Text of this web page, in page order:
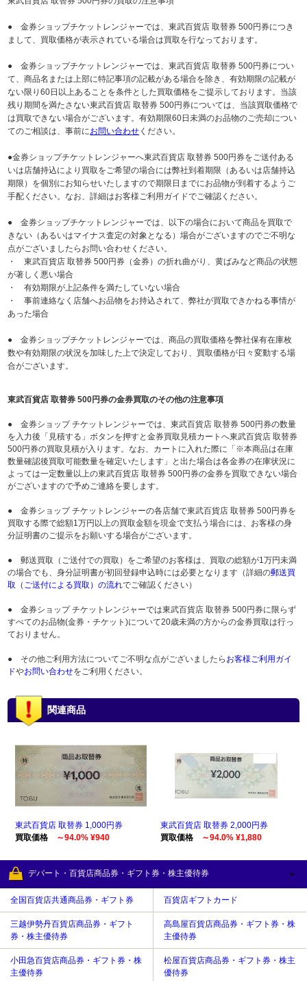
● 金券ショップチケットレンジャーでは、東武百貨店 取替券 500円券につき
まして、買取価格が表示されている場合は買取を行なっております。
● 金券ショップチケットレンジャーでは、東武百貨店 取替券 500円券につい
て、商品名または上部に特記事項の記載がある場合を除き、有効期限の記載が
ない限り60日以上あることを条件とした買取価格をご提示しております。当該
残り期間を満たさない東武百貨店 取替券 500円券については、当該買取価格で
は買取できない場合がございます。有効期限60日未満のお品物のご売却につい
てのご相談は、事前にお問い合わせ ください。
●金券ショップチケットレンジャーへ東武百貨店 取替券 500円券をご送付ある
いは店舗持込により買取をご希望の場合には弊社到着期限（あるいは店舗持込
期限）を個別にお知らせいたしますので期限日までにお品物が到着するようご
手配ください。なお、詳細はお客様ご利用ガイドでご確認ください。
● 金券ショップチケットレンジャーでは、以下の場合において商品を買取で
きない（あるいはマイナス査定の対象となる）場合がございますのでご不明な
点がございましたらお問い合わせください。
・ 東武百貨店 取替券 500円券（金券）の折れ曲がり、黄ばみなど商品の状態
が著しく悪い場合
・ 有効期限が上記条件を満たしていない場合
・ 事前連絡なく店舗へお品物をお持込されて、弊社が買取できかねる事情が
あった場合
● 金券ショップチケットレンジャーでは、商品の買取価格を弊社保有在庫枚
数や有効期限の状況を加味した上で決定しており、買取価格が日々変動する場
合がございます。
東武百貨店 取替券 500円券の金券買取のその他の注意事項
● 金券ショップ チケットレンジャーでは、東武百貨店 取替券 500円券の数量
を入力後「見積する」ボタンを押すと金券買取見積カートへ東武百貨店 取替券
500円券の買取見積が入ります。なお、カートに入れた際に「※本商品は在庫
数量確認後買取可能数量を確定いたします」と出た場合は各金券の在庫状況に
よっては一定数量以上の東武百貨店 取替券 500円券の金券を買取できない場合
がございますので予めご連絡を要します。
● 金券ショップ チケットレンジャーの各店舗で東武百貨店 取替券 500円券を
買取する際で総額1万円以上の買取金額を現金で支払う場合には、お客様の身
分証明書のご提示をお願いする場合がございます。
● 郵送買取（ご送付での買取）をご希望のお客様は、買取の総額が1万円未満
の場合でも、身分証明書が初回登録申込時には必要となります（詳細の郵送買
取（ご送付による買取）の流れでご確認ください）
● 金券ショップ チケットレンジャーでは東武百貨店 取替券 500円券に限らず
すべてのお品物(金券・チケット)について20歳未満の方からの金券買取は行っ
ておりません。
● その他ご利用方法についてご不明な点がございましたら お客様ご利用ガイ
ドやお問い合わせをご利用ください。
関連商品
東武百貨店 取替券 1,000円券
買取価格
～94.0% ¥940
東武百貨店 取替券 2,000円券
買取価格
～94.0% ¥1,880
デパート・百貨店商品券・ギフト券・株主優待券
全国百貨店共通商品券・ギフト券 百貨店ギフトカード
三越伊勢丹百貨店商品券・ギフト
券・株主優待券
高島屋百貨店商品券・ギフト券・株
主優待券
小田急百貨店商品券・ギフト券・株
主優待券
松屋百貨店商品券・ギフト券・株主
優待券